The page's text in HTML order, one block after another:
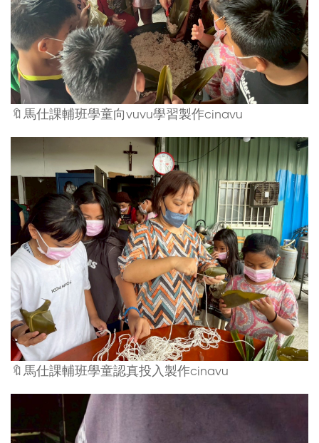
🔖馬仕課輔班學童向vuvu學習製作cinavu
🔖馬仕課輔班學童認真投入製作cinavu